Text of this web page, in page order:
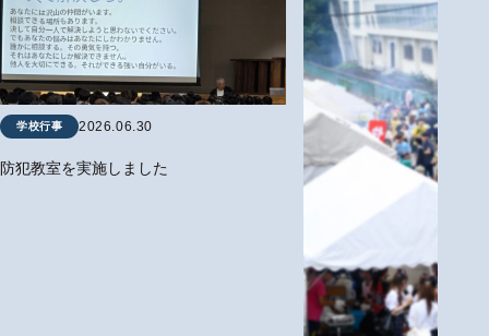
学校行事 2026.06.30
防犯教室を実施しました